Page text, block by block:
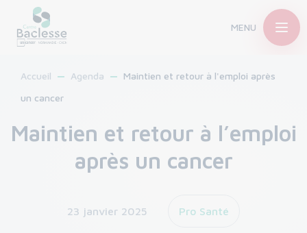
MENU
Accueil Agenda
Maintien et retour à l'emploi après
un cancer
Maintien et retour à l’emploi
après un cancer
23 janvier 2025 Pro Santé